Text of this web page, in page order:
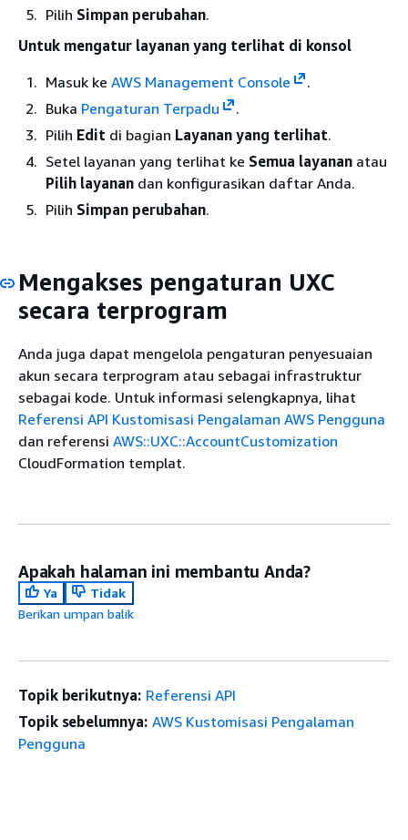
Pilih Simpan perubahan.
Untuk mengatur layanan yang terlihat di konsol
Masuk ke AWS Management Console
.
Buka Pengaturan Terpadu
.
Pilih Edit di bagian Layanan yang terlihat.
Setel layanan yang terlihat ke Semua layanan atau
Pilih layanan dan konfigurasikan daftar Anda.
Pilih Simpan perubahan.
Mengakses pengaturan UXC
secara terprogram
Anda juga dapat mengelola pengaturan penyesuaian
akun secara terprogram atau sebagai infrastruktur
sebagai kode. Untuk informasi selengkapnya, lihat
Referensi API Kustomisasi Pengalaman AWS Pengguna
dan referensi AWS::UXC::AccountCustomization
CloudFormation templat.
Apakah halaman ini membantu Anda?
Ya
Tidak
Berikan umpan balik
Topik berikutnya: Referensi API
Topik sebelumnya: AWS Kustomisasi Pengalaman
Pengguna